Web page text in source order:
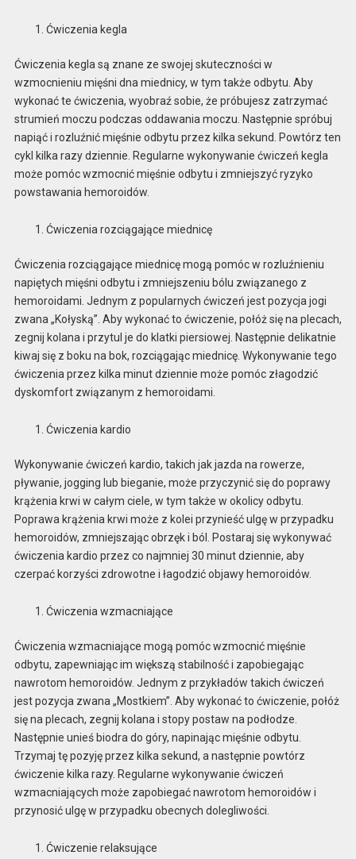
Ćwiczenia kegla
Ćwiczenia kegla są znane ze swojej skuteczności w
wzmocnieniu mięśni dna miednicy, w tym także odbytu. Aby
wykonać te ćwiczenia, wyobraź sobie, że próbujesz zatrzymać
strumień moczu podczas oddawania moczu. Następnie spróbuj
napiąć i rozluźnić mięśnie odbytu przez kilka sekund. Powtórz ten
cykl kilka razy dziennie. Regularne wykonywanie ćwiczeń kegla
może pomóc wzmocnić mięśnie odbytu i zmniejszyć ryzyko
powstawania hemoroidów.
Ćwiczenia rozciągające miednicę
Ćwiczenia rozciągające miednicę mogą pomóc w rozluźnieniu
napiętych mięśni odbytu i zmniejszeniu bólu związanego z
hemoroidami. Jednym z popularnych ćwiczeń jest pozycja jogi
zwana „Kołyską”. Aby wykonać to ćwiczenie, połóż się na plecach,
zegnij kolana i przytul je do klatki piersiowej. Następnie delikatnie
kiwaj się z boku na bok, rozciągając miednicę. Wykonywanie tego
ćwiczenia przez kilka minut dziennie może pomóc złagodzić
dyskomfort związanym z hemoroidami.
Ćwiczenia kardio
Wykonywanie ćwiczeń kardio, takich jak jazda na rowerze,
pływanie, jogging lub bieganie, może przyczynić się do poprawy
krążenia krwi w całym ciele, w tym także w okolicy odbytu.
Poprawa krążenia krwi może z kolei przynieść ulgę w przypadku
hemoroidów, zmniejszając obrzęk i ból. Postaraj się wykonywać
ćwiczenia kardio przez co najmniej 30 minut dziennie, aby
czerpać korzyści zdrowotne i łagodzić objawy hemoroidów.
Ćwiczenia wzmacniające
Ćwiczenia wzmacniające mogą pomóc wzmocnić mięśnie
odbytu, zapewniając im większą stabilność i zapobiegając
nawrotom hemoroidów. Jednym z przykładów takich ćwiczeń
jest pozycja zwana „Mostkiem”. Aby wykonać to ćwiczenie, połóż
się na plecach, zegnij kolana i stopy postaw na podłodze.
Następnie unieś biodra do góry, napinając mięśnie odbytu.
Trzymaj tę pozyję przez kilka sekund, a następnie powtórz
ćwiczenie kilka razy. Regularne wykonywanie ćwiczeń
wzmacniających może zapobiegać nawrotom hemoroidów i
przynosić ulgę w przypadku obecnych dolegliwości.
Ćwiczenie relaksujące